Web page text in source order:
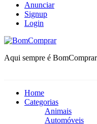
Anunciar
Signup
Login
BomComprar
Aqui sempre é
Home
Categorias
Animais
Automóveis